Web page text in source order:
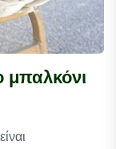
μπαλκόνι